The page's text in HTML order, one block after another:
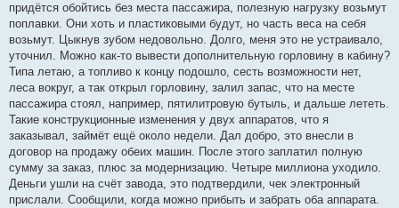
придётся обойтись без места пассажира, полезную нагрузку возьмут
поплавки. Они хоть и пластиковыми будут, но часть веса на себя
возьмут. Цыкнув зубом недовольно. Долго, меня это не устраивало,
уточнил. Можно как-то вывести дополнительную горловину в кабину?
Типа летаю, а топливо к концу подошло, сесть возможности нет,
леса вокруг, а так открыл горловину, залил запас, что на месте
пассажира стоял, например, пятилитровую бутыль, и дальше лететь.
Такие конструкционные изменения у двух аппаратов, что я
заказывал, займёт ещё около недели. Дал добро, это внесли в
договор на продажу обеих машин. После этого заплатил полную
сумму за заказ, плюс за модернизацию. Четыре миллиона уходило.
Деньги ушли на счёт завода, это подтвердили, чек электронный
прислали. Сообщили, когда можно прибыть и забрать оба аппарата.